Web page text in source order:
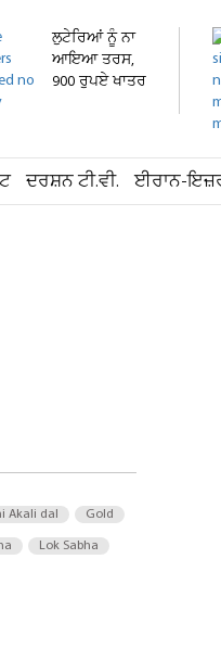
ਲੁਟੇਰਿਆਂ ਨੂੰ ਨਾ
ਆਇਆ ਤਰਸ,
900 ਰੁਪਏ ਖਾਤਰ
ਦਰਸ਼ਨ ਟੀ.ਵੀ. ਈਰਾਨ-
Akali dal Gold
Lok Sabha